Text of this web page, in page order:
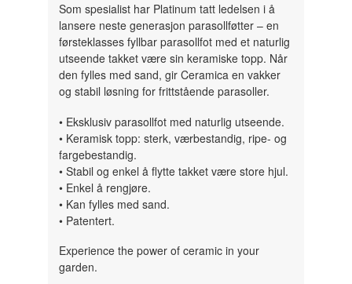
Som spesialist har Platinum tatt ledelsen i å
lansere neste generasjon parasollføtter – en
førsteklasses fyllbar parasollfot med et naturlig
utseende takket være sin keramiske topp. Når
den fylles med sand, gir Ceramica en vakker
og stabil løsning for frittstående parasoller.
• Eksklusiv parasollfot med naturlig utseende.
• Keramisk topp: sterk, værbestandig, ripe- og
fargebestandig.
• Stabil og enkel å flytte takket være store hjul.
• Enkel å rengjøre.
• Kan fylles med sand.
• Patentert.
Experience the power of ceramic in your
garden.